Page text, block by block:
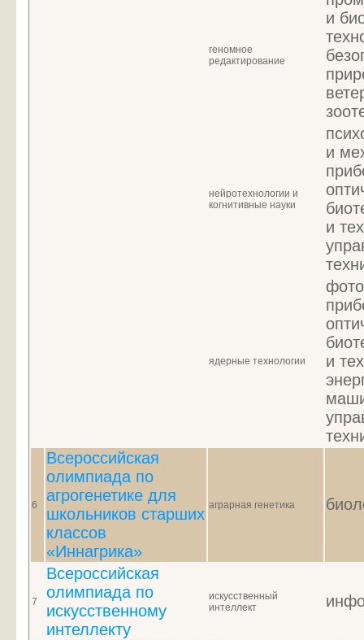
геномное
редактирование
и
нейротехнологии и
когнитивные науки
и
и
ядерные технологии
и
6
Всероссийская
олимпиада по
агрогенетике для
школьников старших
классов
«Иннагрика»
аграрная генетика
7
Всероссийская
олимпиада по
искусственному
интеллекту
искусственный
интеллект